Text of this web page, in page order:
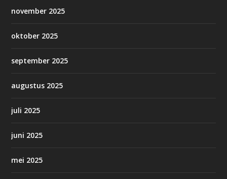
november 2025
oktober 2025
september 2025
augustus 2025
juli 2025
juni 2025
mei 2025